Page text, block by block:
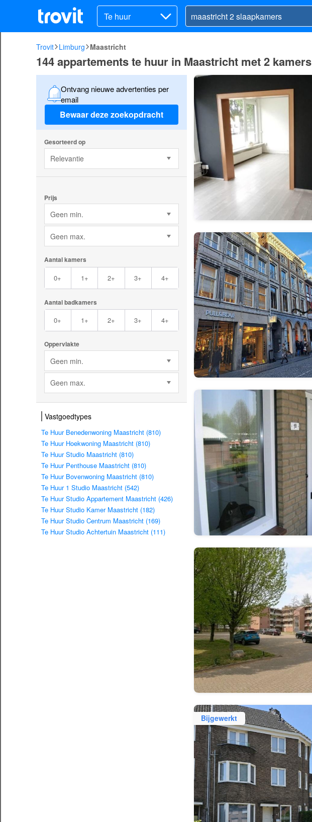
Te huur
Trovit Limburg Maastricht
144 appartements te huur in Maastricht met 2 kamers
Ontvang nieuwe advertenties per
email
Bewaar deze zoekopdracht
Gesorteerd op
Relevantie
Prijs
Geen min.
Geen max.
Aantal kamers
0+ 1+ 2+ 3+ 4+
Aantal badkamers
0+ 1+ 2+ 3+ 4+
Oppervlakte
Geen min.
Geen max.
Vastgoedtypes
Te Huur Benedenwoning Maastricht (810)
Te Huur Hoekwoning Maastricht (810)
Te Huur Studio Maastricht (810)
Te Huur Penthouse Maastricht (810)
Te Huur Bovenwoning Maastricht (810)
Te Huur 1 Studio Maastricht (542)
Te Huur Studio Appartement Maastricht (426)
Te Huur Studio Kamer Maastricht (182)
Te Huur Studio Centrum Maastricht (169)
Te Huur Studio Achtertuin Maastricht (111)
Bijgewerkt